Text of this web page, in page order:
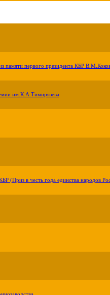
памяти первого президента КБР
им.К.А.Тимирязева
(Приз в честь года единства народов